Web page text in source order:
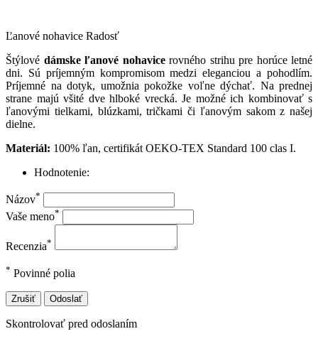
Ľanové nohavice Radosť
Štýlové dámske ľanové nohavicerovného strihu pre horúce letné
dni. Sú príjemným kompromisom medzi eleganciou a pohodlím.
Príjemné na dotyk, umožnia pokožke voľne dýchať. Na prednej
strane majú všité dve hlboké vrecká. Je možné ich kombinovať s
ľanovými tielkami, blúzkami, tričkami či ľanovým sakom z našej
dielne.
Materiál: 100% ľan, certifikát OEKO-TEX Standard 100 clas I.
Hodnotenie:
Názov*
Vaše meno*
Recenzia*
* Povinné polia
Zrušiť Odoslať
Skontrolovať pred odoslaním